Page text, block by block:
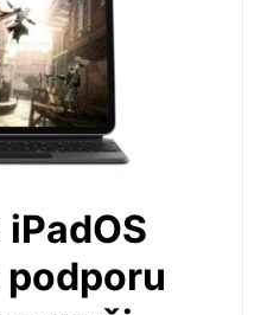
podporu